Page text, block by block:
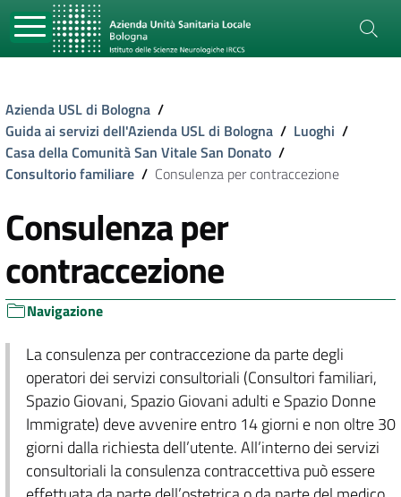
Azienda USL di Bologna /
Guida ai servizi dell'Azienda USL di Bologna / Luoghi /
Casa della Comunità San Vitale San Donato /
Consultorio familiare / Consulenza per contraccezione
Consulenza per
contraccezione
Navigazione
La consulenza per contraccezione da parte degli
operatori dei servizi consultoriali (Consultori familiari,
Spazio Giovani, Spazio Giovani adulti e Spazio Donne
Immigrate) deve avvenire entro 14 giorni e non oltre 30
giorni dalla richiesta dell’utente. All’interno dei servizi
consultoriali la consulenza contraccettiva può essere